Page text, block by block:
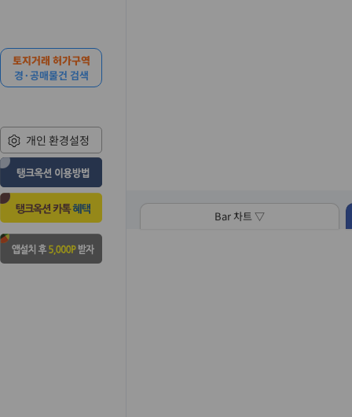
토지거래 허가구역
경·공매물건 검색
개인 환경설정
Bar 차트